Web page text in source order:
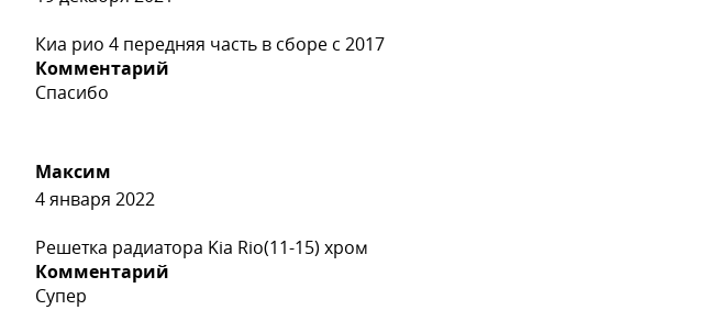
Киа рио 4 передняя часть в сборе с 2017
Комментарий
Спасибо
Максим
4 января 2022
Решетка радиатора Kia Rio(11-15) хром
Комментарий
Супер